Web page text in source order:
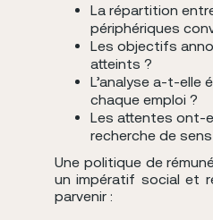
La répartition
périphériques
Les objectifs
atteints ?
L’analyse a-t-elle
chaque emploi ?
Les attentes ont-
recherche de
Une politique de
un impératif social et
parvenir :